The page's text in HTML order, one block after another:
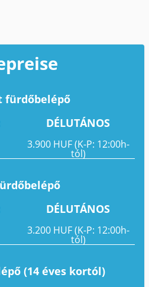
fürdőbelépő
DÉLUTÁNOS
3.900 HUF (K-P: 12:00h-
tól)
DÉLUTÁNOS
3.200 HUF (K-P: 12:00h-
tól)
(14 éves kortól)